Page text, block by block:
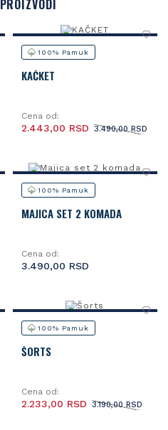
100% Pamuk
KAČKET
Cena od:
3.490,00 RSD
2.443,00 RSD
100% Pamuk
MAJICA SET 2 KOMADA
Cena od:
3.490,00 RSD
100% Pamuk
ŠORTS
Cena od:
3.190,00 RSD
2.233,00 RSD